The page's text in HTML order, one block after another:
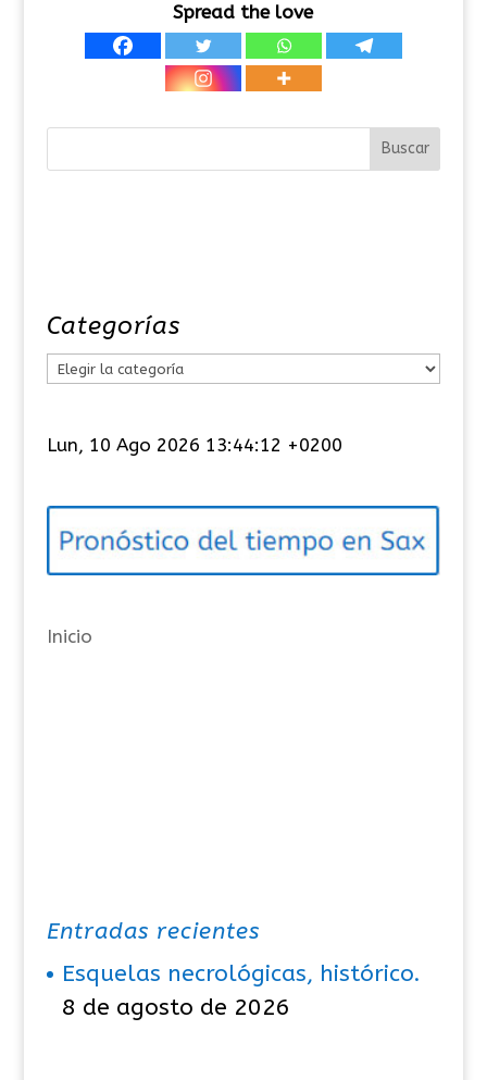
Spread the love
Categorías
e
o
í
s
Lun, 10 Ago 2026 13:44:13 +0200
Inicio
Entradas recientes
Esquelas necrológicas, histórico.
8 de agosto de 2026